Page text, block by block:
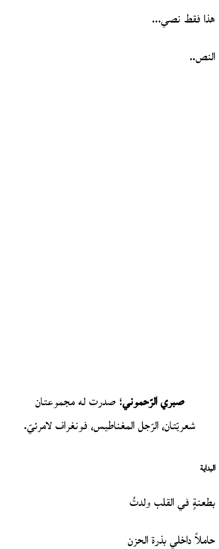
هذا فقط نصي…
النص..
صبري الرّحموني؛ صدرت له مجموعتان
شعريّتان، الرّجل المغناطيس، فونغراف لامرئيّ.
البداية
بطعنةٍ في القلب ولدتُ
حاملاً داخلي بذرة الحزن